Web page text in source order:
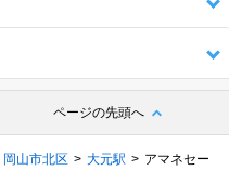
ページの先頭へ
岡山市北区 大元駅
アマネセー